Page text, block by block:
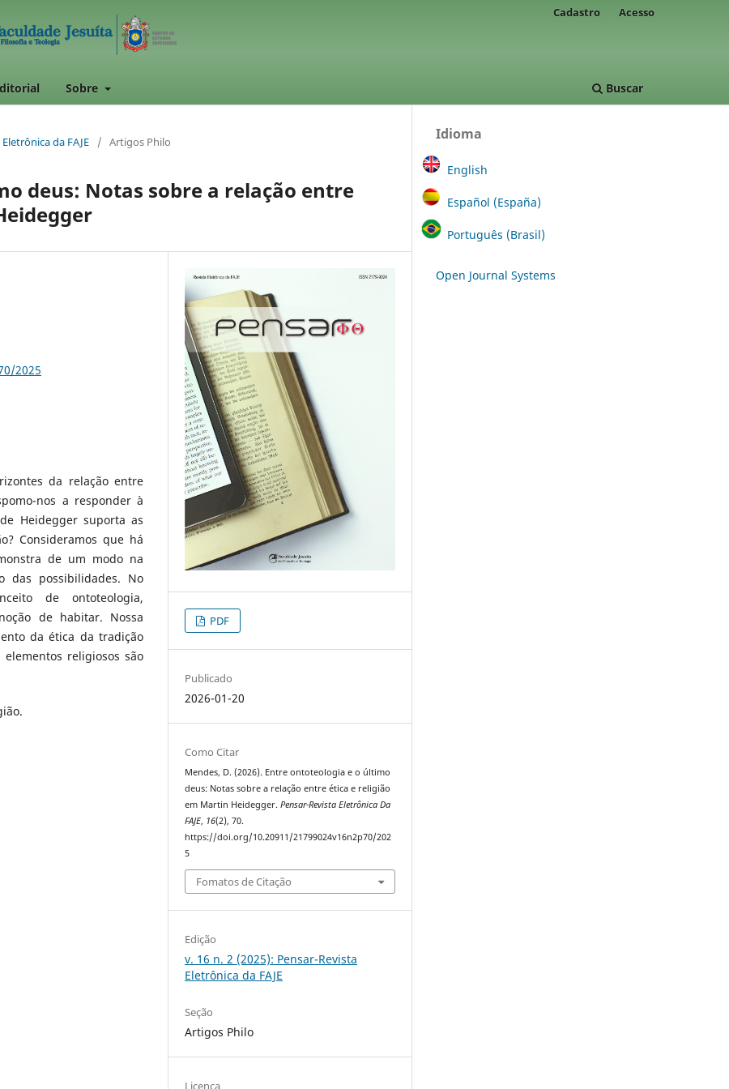
Sobre Buscar
Cadastro Acesso
da FAJE / Artigos Philo
deus: Notas sobre a relação entre
2025
da relação entre
nos a responder à
Heidegger suporta as
Consideramos que há
de um modo na
das possibilidades. No
de ontoteologia,
de habitar. Nossa
da ética da tradição
religiosos são
PDF
Publicado
2026-01-20
Como Citar
Mendes, D. (2026). Entre ontoteologia e o último
deus: Notas sobre a relação entre ética e religião
em Martin Heidegger.Pensar-Revista Eletrônica Da
FAJE, 16(2), 70.
https://doi.org/10.20911/21799024v16n2p70/202
5
Fomatos de Citação
Edição
v. 16 n. 2 (2025): Pensar-Revista
Eletrônica da FAJE
Seção
Artigos Philo
Licença
Idioma
English
Español (España)
Português (Brasil)
Open Journal Systems